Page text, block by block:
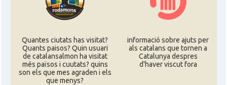
Quantes ciutats has visitat?
Quants paisos? Quin usuari
de catalansalmon ha visitat
més països i cuutats? quins
son els que mes agraden i els
que menys?
informació sobre ajuts per
als catalans que tornen a
Catalunya despres
d'haver viscut fora